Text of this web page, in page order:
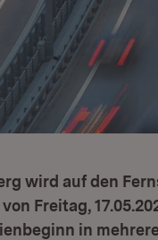
wird auf den
Freitag,
in